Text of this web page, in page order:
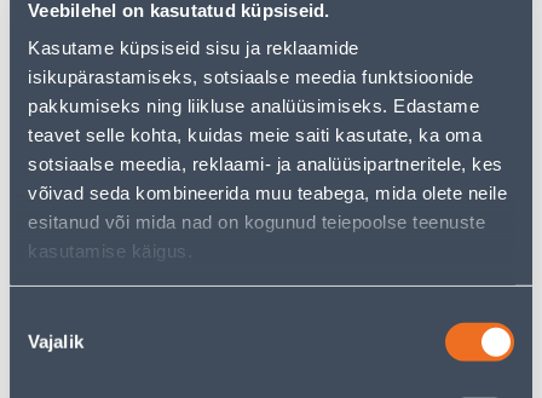
Veebilehel on kasutatud küpsiseid.
Kasutame küpsiseid sisu ja reklaamide
isikupärastamiseks, sotsiaalse meedia funktsioonide
pakkumiseks ning liikluse analüüsimiseks. Edastame
teavet selle kohta, kuidas meie saiti kasutate, ka oma
sotsiaalse meedia, reklaami- ja analüüsipartneritele, kes
võivad seda kombineerida muu teabega, mida olete neile
esitanud või mida nad on kogunud teiepoolse teenuste
kasutamise käigus.
valik
Vajalik
Э-ЦЕНА
WC PUHASTUSVAHEND
HARPIC POWER PLUS
HYGIENE 750ML
5.86 €
для
авторизованного
Э-ЦЕНА
PUHASTUSVAHEND TRI-
BIO VANNITUBADE JA WC-
6.66 €